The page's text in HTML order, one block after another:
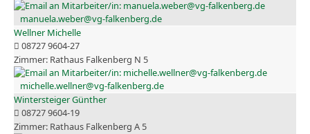
manuela.weber@vg-falkenberg.de
Wellner Michelle
08727 9604-27
Rathaus Falkenberg N 5
michelle.wellner@vg-falkenberg.de
Wintersteiger Günther
08727 9604-19
Rathaus Falkenberg A 5